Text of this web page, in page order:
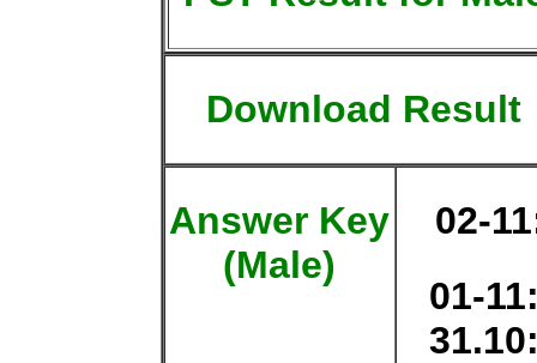
Download Result
Answer Key
(Male)
02-
01-